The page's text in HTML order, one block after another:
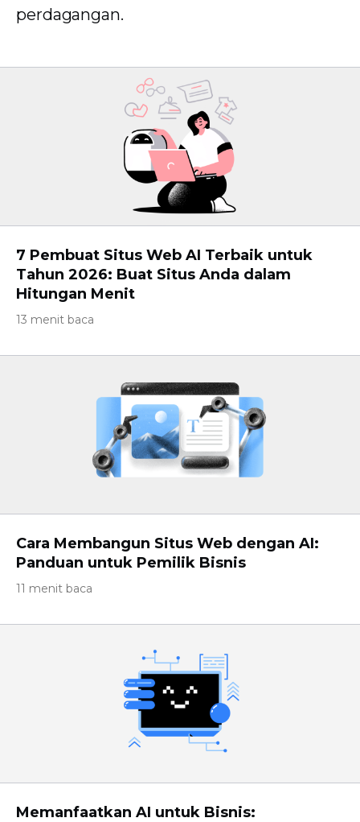
perdagangan.
7 Pembuat Situs Web AI Terbaik untuk
Tahun 2026: Buat Situs Anda dalam
Hitungan Menit
13 menit baca
Cara Membangun Situs Web dengan AI:
Panduan untuk Pemilik Bisnis
11 menit baca
Memanfaatkan AI untuk Bisnis: